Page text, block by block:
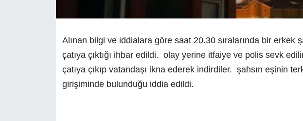
Alınan bilgi ve iddialara göre saat 20.30 sıralarında bir erkek
çatıya çıktığı ihbar edildi. olay yerine itfaiye ve polis sevk
çatıya çıkıp vatandaşı ikna ederek indirdiler. şahsın eşinin
girişiminde bulunduğu iddia edildi.